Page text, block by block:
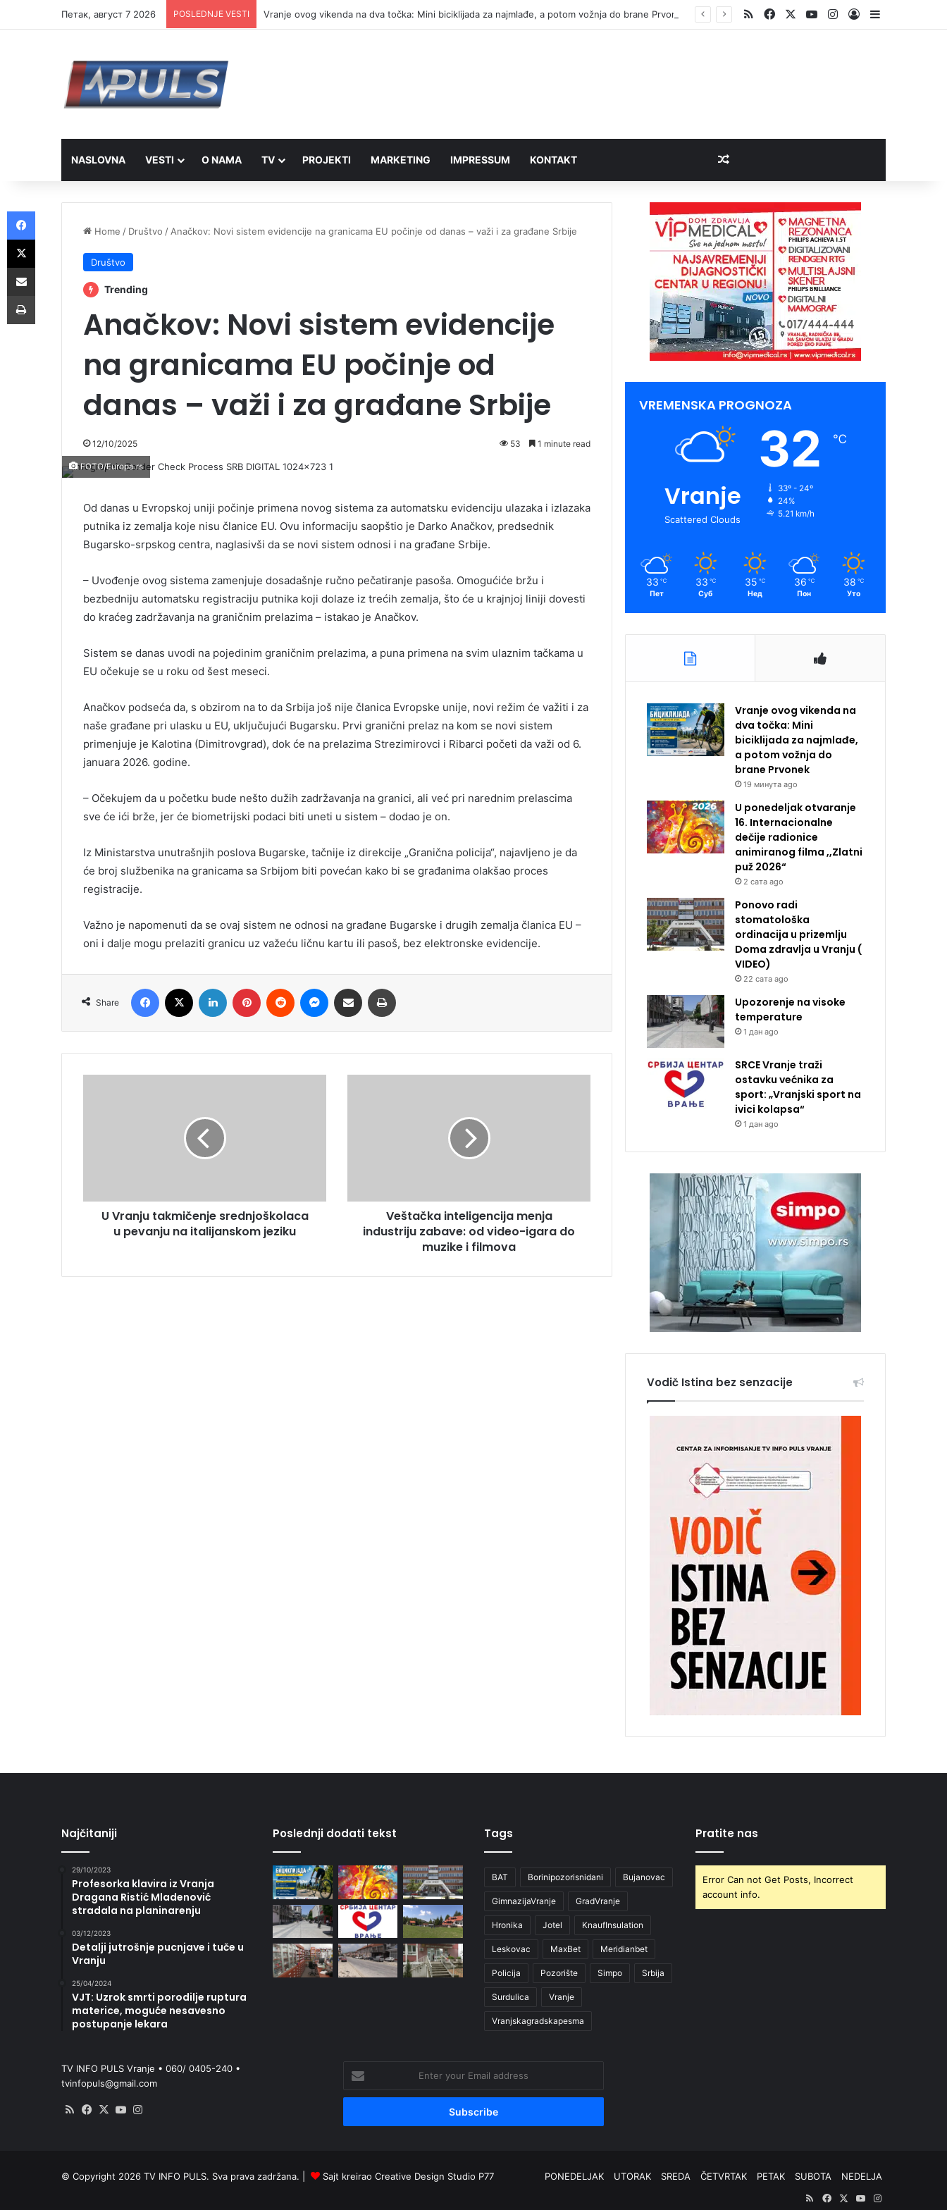
Петак, август 7 2026 POSLEDNJE VESTI Vranje ovog vikenda na dva točka: Mini biciklijada za najmlađe, a potom vožnja do brane Prvonek RSSFacebookYouTubeInstagram
Log InSidebar
NASLOVNA VESTI O NAMA TV PROJEKTI MARKETING IMPRESSUM KONTAKT Random Article
Home / Društvo / Anačkov: Novi sistem evidencije na granicama EU počinje od danas – važi i za građane Srbije
Društvo
Trending
Anačkov: Novi sistem evidencije
na granicama EU počinje od
danas – važi i za građane Srbije
12/10/2025 53 1 minute read
FOTO/Europa.rs
Od danas u Evropskoj uniji počinje primena novog sistema za automatsku evidenciju ulazaka i izlazaka
putnika iz zemalja koje nisu članice EU. Ovu informaciju saopštio je Darko Anačkov, predsednik
Bugarsko-srpskog centra, naglasivši da se novi sistem odnosi i na građane Srbije.
– Uvođenje ovog sistema zamenjuje dosadašnje ručno pečatiranje pasoša. Omogućiće bržu i
bezbedniju automatsku registraciju putnika koji dolaze iz trećih zemalja, što će u krajnjoj liniji dovesti
do kraćeg zadržavanja na graničnim prelazima – istakao je Anačkov.
Sistem se danas uvodi na pojedinim graničnim prelazima, a puna primena na svim ulaznim tačkama u
EU očekuje se u roku od šest meseci.
Anačkov podseća da, s obzirom na to da Srbija još nije članica Evropske unije, novi režim će važiti i za
naše građane pri ulasku u EU, uključujući Bugarsku. Prvi granični prelaz na kom se novi sistem
primenjuje je Kalotina (Dimitrovgrad), dok će na prelazima Strezimirovci i Ribarci početi da važi od 6.
januara 2026. godine.
– Očekujem da u početku bude nešto dužih zadržavanja na granici, ali već pri narednim prelascima
sve će ići brže, jer će biometrijski podaci biti uneti u sistem – dodao je on.
Iz Ministarstva unutrašnjih poslova Bugarske, tačnije iz direkcije „Granična policija“, najavljeno je da
će broj službenika na granicama sa Srbijom biti povećan kako bi se građanima olakšao proces
registracije.
Važno je napomenuti da se ovaj sistem ne odnosi na građane Bugarske i drugih zemalja članica EU –
oni i dalje mogu prelaziti granicu uz važeću ličnu kartu ili pasoš, bez elektronske evidencije.
Share
Facebook LinkedIn Pinterest Reddit Messenger
Share via Email
U Vranju takmičenje srednjoškolaca
u pevanju na italijanskom jeziku
Veštačka inteligencija menja
industriju zabave: od video-igara do
muzike i filmova
VREMENSKA PROGNOZA
Vranje
Scattered Clouds
32 ℃
33º - 24º
24%
5.21 km/h
33 ℃
Пет
33 ℃
Суб
35 ℃
Нед
36 ℃
Пон
38 ℃
Уто
Vranje ovog vikenda na
dva točka: Mini
biciklijada za najmlađe,
a potom vožnja do
brane Prvonek
19 минута ago
U ponedeljak otvaranje
16. Internacionalne
dečije radionice
animiranog filma ,,Zlatni
puž 2026“
2 сата ago
Ponovo radi
stomatološka
ordinacija u prizemlju
Doma zdravlja u Vranju (
VIDEO)
22 сата ago
Upozorenje na visoke
temperature
1 дан ago
SRCE Vranje traži
ostavku većnika za
sport: „Vranjski sport na
ivici kolapsa“
1 дан ago
Vodič Istina bez senzacije
Najčitaniji
29/10/2023
Profesorka klavira iz Vranja
Dragana Ristić Mladenović
stradala na planinarenju
03/12/2023
Detalji jutrošnje pucnjave i tuče u
Vranju
25/04/2024
VJT: Uzrok smrti porodilje ruptura
materice, moguće nesavesno
postupanje lekara
Poslednji dodati tekst Tags
BAT Borinipozorisnidani Bujanovac
GimnazijaVranje GradVranje
Hronika Jotel KnaufInsulation
Leskovac MaxBet Meridianbet
Policija Pozorište Simpo Srbija
Surdulica Vranje
Vranjskagradskapesma
Pratite nas
Error Can not Get Posts, Incorrect
account info.
TV INFO PULS Vranje • 060/ 0405-240 •
tvinfopuls@gmail.com
RSS Facebook
X YouTube
your
Email
© Copyright 2026 TV INFO PULS. Sva prava zadržana. | Sajt kreirao Creative Design Studio P77 PONEDELJAK UTORAK SREDA ČETVRTAK PETAK SUBOTA
NEDELJA
RSSFacebook
X YouTubeInstagram
Facebook
X
Share via Email